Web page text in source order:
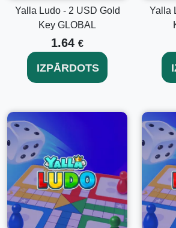
Atslēgu?
Vienkārša lietošana:
Vienkāršs
un tūlītēja apstiprināšana padara to
Globāla saderība:
Šī atslēga ir
Naudas taupīšana:Izdevīga
vēlas uzlabot savu spēli,
naudas.
Iepazīstieties ar citām
Ja jūs interesē iegādāties lielāku
apsverietYalla Ludo - 100 USD
plašākam uzlabojumam. Ja vēlaties
Yalla Ludo - 2 USD Gold
Key GLOBAL
1.64 €
IZPĀRDOTS
Yalla